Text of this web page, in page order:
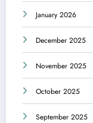
January 2026
December 2025
November 2025
October 2025
September 2025